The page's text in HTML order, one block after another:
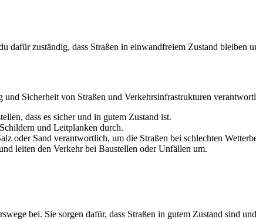
zuständig, dass Straßen in einwandfreiem Zustand bleiben
Sicherheit von Straßen und Verkehrsinfrastrukturen
dass es sicher und in gutem Zustand ist.
und Leitplanken durch.
oder Sand verantwortlich, um die Straßen bei schlechten
leiten den Verkehr bei Baustellen oder Unfällen um.
bei. Sie sorgen dafür, dass Straßen in gutem Zustand sind